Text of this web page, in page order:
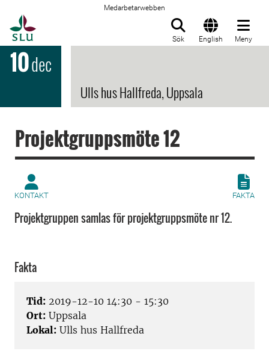
Medarbetarwebben
Sök English Meny
10dec
Ulls hus Hallfreda, Uppsala
Projektgruppsmöte 12
KONTAKT FAKTA
Projektgruppen samlas för projektgruppsmöte nr 12.
Fakta
Tid: 2019-12-10 14:30 - 15:30
Ort: Uppsala
Lokal: Ulls hus Hallfreda